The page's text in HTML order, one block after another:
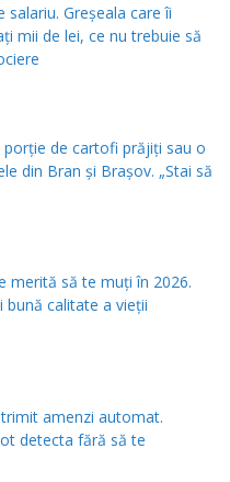
Greșeala care îi
mii de lei, ce nu trebuie să
de cartofi prăjiţi sau o
din Bran şi Braşov. „Stai să
merită să te muți în 2026.
bună calitate a vieții
amenzi automat.
detecta fără să te